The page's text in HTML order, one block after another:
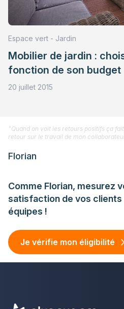
Espace vert - Jardin
Mobilier de jardin :
fonction de son budget
20 juillet 2015
Comme Florian, mesurez
satisfaction de vos
équipes !
Je vérifie mon éligibilité
"Quand on voit les retours positifs ça
retour sur le travail de mon
Florian